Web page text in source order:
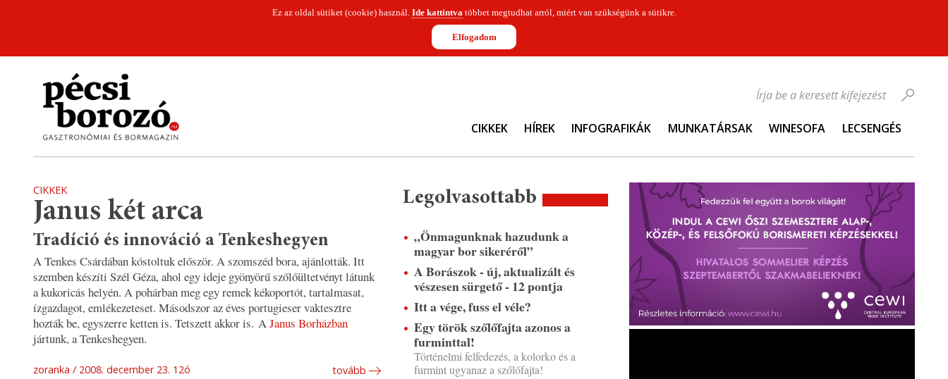
Ez az oldal sütiket (cookie) használ. Ide kattintvatöbbet megtudhat arról, miért van szükségünk a sütikre.
Elfogadom
CIKKEK HÍREK INFOGRAFIKÁK MUNKATÁRSAK WINESOFA LECSENGÉS
Írja be a keresett kifejezést
CIKKEK
Janus két arca
Tradíció és innováció a Tenkeshegyen
A Tenkes Csárdában kóstoltuk először. A szomszéd bora, ajánlották. Itt
szemben készíti Szél Géza, ahol egy ideje gyönyörű szőlőültetvényt látunk
a kukoricás helyén. A pohárban meg egy remek kékoportót, tartalmasat,
ízgazdagot, emlékezeteset. Másodszor az éves portugieser vaktesztre
hozták be, egyszerre ketten is. Tetszett akkor is. AJanus Borházban
jártunk, a Tenkeshegyen.
zoranka 2008. december 23. 12ó tovább
Legolvasottabb
„Önmagunknak hazudunk a
magyar bor sikeréről”
A Borászok - új, aktualizált és
vészesen sürgető - 12 pontja
Itt a vége, fuss el véle?
Egy török szőlőfajta azonos a
furminttal!
Történelmi felfedezés, a kolorko és a
furmint ugyanaz a szőlőfajta!